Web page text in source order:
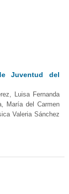
Juventud del
Luisa Fernanda
María del Carmen
Valeria Sánchez